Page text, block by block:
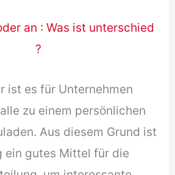
an : Was ist unterschied
?
ist es für Unternehmen
zu einem persönlichen
Aus diesem Grund ist
ein gutes Mittel für die